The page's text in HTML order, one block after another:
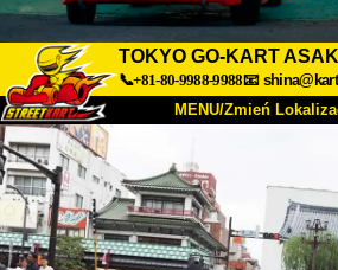
TOKYO GO-KART
📞+81-80-9988-9988📧
MENU/Zmień
O nas Specyfikacja
Dojazd Opinie